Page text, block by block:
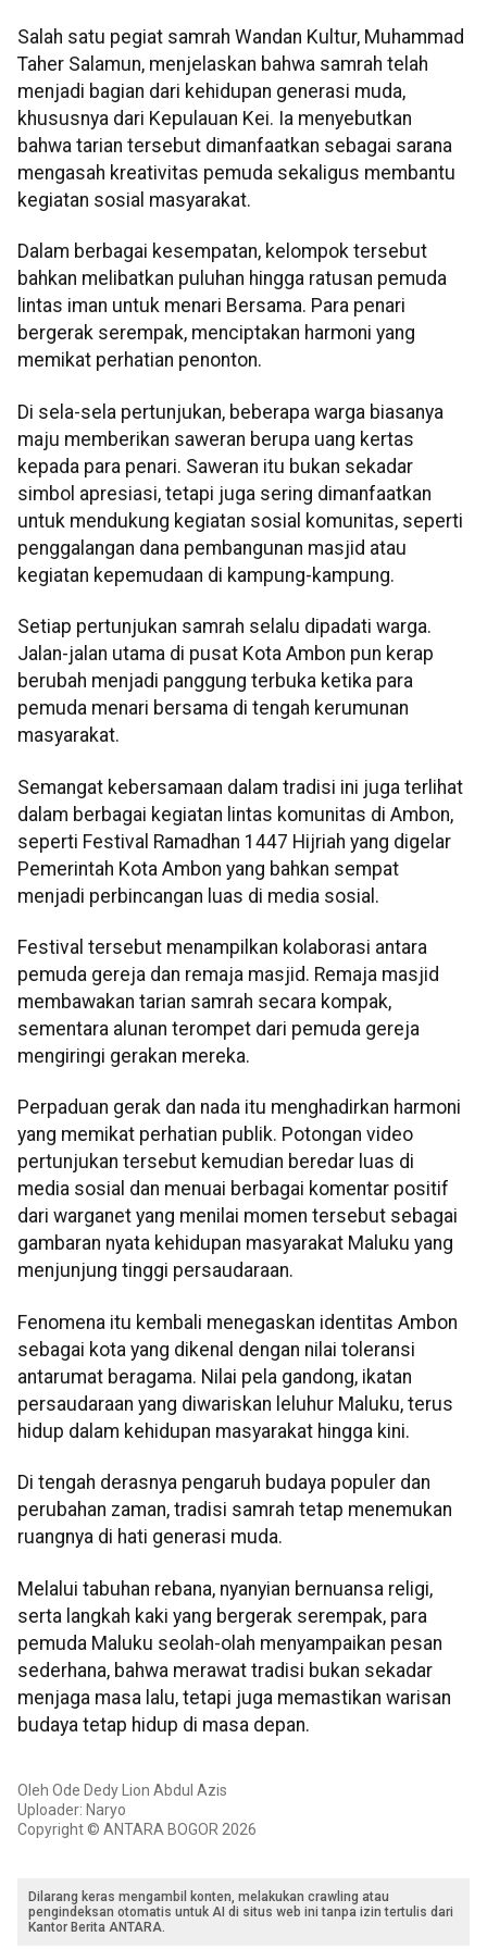
Salah satu pegiat samrah Wandan Kultur, Muhammad
Taher Salamun, menjelaskan bahwa samrah telah
menjadi bagian dari kehidupan generasi muda,
khususnya dari Kepulauan Kei. Ia menyebutkan
bahwa tarian tersebut dimanfaatkan sebagai sarana
mengasah kreativitas pemuda sekaligus membantu
kegiatan sosial masyarakat.
Dalam berbagai kesempatan, kelompok tersebut
bahkan melibatkan puluhan hingga ratusan pemuda
lintas iman untuk menari Bersama. Para penari
bergerak serempak, menciptakan harmoni yang
memikat perhatian penonton.
Di sela-sela pertunjukan, beberapa warga biasanya
maju memberikan saweran berupa uang kertas
kepada para penari. Saweran itu bukan sekadar
simbol apresiasi, tetapi juga sering dimanfaatkan
untuk mendukung kegiatan sosial komunitas, seperti
penggalangan dana pembangunan masjid atau
kegiatan kepemudaan di kampung-kampung.
Setiap pertunjukan samrah selalu dipadati warga.
Jalan-jalan utama di pusat Kota Ambon pun kerap
berubah menjadi panggung terbuka ketika para
pemuda menari bersama di tengah kerumunan
masyarakat.
Semangat kebersamaan dalam tradisi ini juga terlihat
dalam berbagai kegiatan lintas komunitas di Ambon,
seperti Festival Ramadhan 1447 Hijriah yang digelar
Pemerintah Kota Ambon yang bahkan sempat
menjadi perbincangan luas di media sosial.
Festival tersebut menampilkan kolaborasi antara
pemuda gereja dan remaja masjid. Remaja masjid
membawakan tarian samrah secara kompak,
sementara alunan terompet dari pemuda gereja
mengiringi gerakan mereka.
Perpaduan gerak dan nada itu menghadirkan harmoni
yang memikat perhatian publik. Potongan video
pertunjukan tersebut kemudian beredar luas di
media sosial dan menuai berbagai komentar positif
dari warganet yang menilai momen tersebut sebagai
gambaran nyata kehidupan masyarakat Maluku yang
menjunjung tinggi persaudaraan.
Fenomena itu kembali menegaskan identitas Ambon
sebagai kota yang dikenal dengan nilai toleransi
antarumat beragama. Nilai pela gandong, ikatan
persaudaraan yang diwariskan leluhur Maluku, terus
hidup dalam kehidupan masyarakat hingga kini.
Di tengah derasnya pengaruh budaya populer dan
perubahan zaman, tradisi samrah tetap menemukan
ruangnya di hati generasi muda.
Melalui tabuhan rebana, nyanyian bernuansa religi,
serta langkah kaki yang bergerak serempak, para
pemuda Maluku seolah-olah menyampaikan pesan
sederhana, bahwa merawat tradisi bukan sekadar
menjaga masa lalu, tetapi juga memastikan warisan
budaya tetap hidup di masa depan.
Oleh Ode Dedy Lion Abdul Azis
Uploader: Naryo
Copyright © ANTARA BOGOR 2026
Dilarang keras mengambil konten, melakukan crawling atau
pengindeksan otomatis untuk AI di situs web ini tanpa izin tertulis dari
Kantor Berita ANTARA.